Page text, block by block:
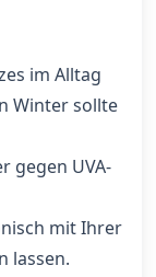
im Alltag
Winter sollte
gegen UVA-
mit Ihrer
lassen.